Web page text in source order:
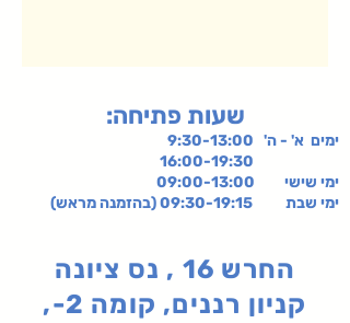
:שעות פתיחה
ימים א' - ה' 9:30-13:00
ימי שישי 09:00-13:00
ימי שבת 09:30-19:15 (בהזמנה מראש)
החרש 16 , נס ציונה
קניון רננים, קומה 2-,